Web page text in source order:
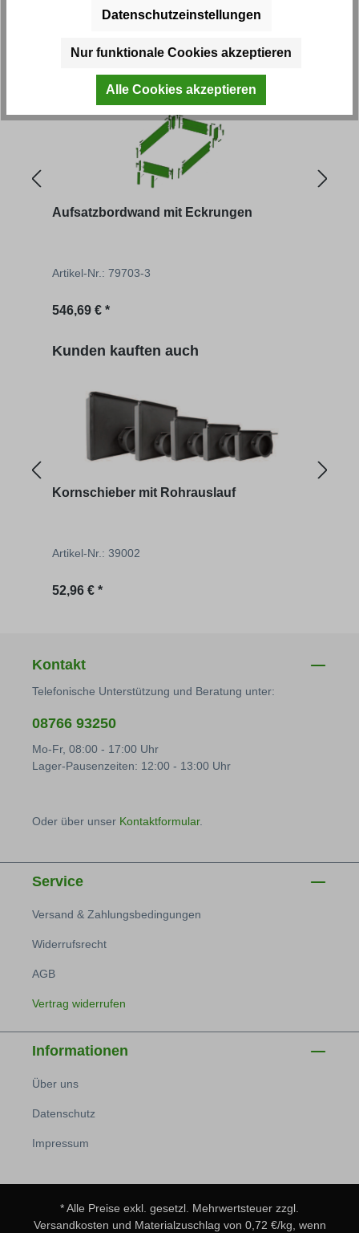
423,85 € *
Produktgalerie überspringen
Kunden haben sich ebenfalls
Aufsatzbordwand mit Eckrungen
Artikel-Nr.: 79703-3
Regulärer Preis:
546,69 € *
Produktgalerie überspringen
Kunden kauften auch
Kornschieber mit Rohrauslauf
Artikel-Nr.: 39002
Regulärer Preis:
52,96 € *
Kontakt
Telefonische Unterstützung und Beratung unter:
08766 93250
Mo-Fr, 08:00 - 17:00 Uhr
Lager-Pausenzeiten: 12:00 - 13:00 Uhr
Oder über unser Kontaktformular.
Service
Versand & Zahlungsbedingungen
Widerrufsrecht
AGB
Vertrag widerrufen
Informationen
Über uns
Datenschutz
Impressum
* Alle Preise exkl. gesetzl. Mehrwertsteuer zzgl.
Versandkosten und Materialzuschlag von 0,72 €/kg, wenn
Datenschutzeinstellungen
Nur funktionale Cookies akzeptieren
Alle Cookies akzeptieren